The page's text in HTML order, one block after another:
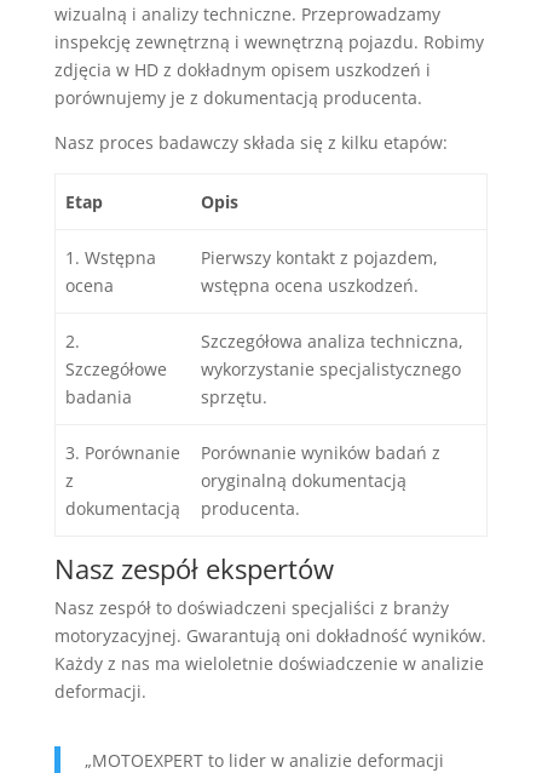
wizualną i analizy techniczne. Przeprowadzamy
inspekcję zewnętrzną i wewnętrzną pojazdu. Robimy
zdjęcia w HD z dokładnym opisem uszkodzeń i
porównujemy je z dokumentacją producenta.
Nasz proces badawczy składa się z kilku etapów:
Etap Opis
1. Wstępna
ocena
Pierwszy kontakt z pojazdem,
wstępna ocena uszkodzeń.
2.
Szczegółowe
badania
Szczegółowa analiza techniczna,
wykorzystanie specjalistycznego
sprzętu.
3. Porównanie
z
dokumentacją
Porównanie wyników badań z
oryginalną dokumentacją
producenta.
Nasz zespół ekspertów
Nasz zespół to doświadczeni specjaliści z branży
motoryzacyjnej. Gwarantują oni dokładność wyników.
Każdy z nas ma wieloletnie doświadczenie w analizie
deformacji.
„MOTOEXPERT to lider w analizie deformacji